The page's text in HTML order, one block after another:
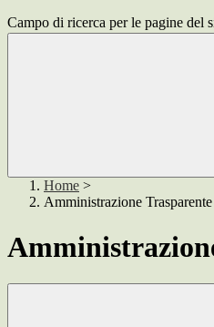
Campo di ricerca per le pagine del
Home >
Amministrazione Trasparente